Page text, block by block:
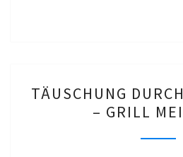
R
IM
TÄUSCHUNG
– GRILL